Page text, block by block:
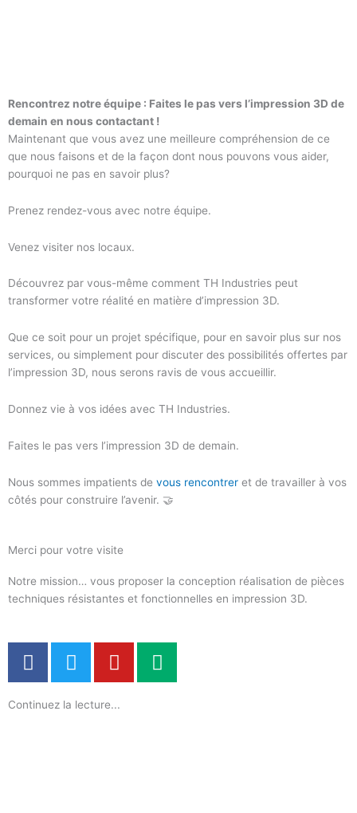
Rencontrez notre équipe : Faites le pas vers l’impression 3D de
demain en nous contactant !
Maintenant que vous avez une meilleure compréhension de ce
que nous faisons et de la façon dont nous pouvons vous aider,
pourquoi ne pas en savoir plus?
Prenez rendez-vous avec notre équipe.
Venez visiter nos locaux.
Découvrez par vous-même comment TH Industries peut
transformer votre réalité en matière d’impression 3D.
Que ce soit pour un projet spécifique, pour en savoir plus sur nos
services, ou simplement pour discuter des possibilités offertes par
l’impression 3D, nous serons ravis de vous accueillir.
Donnez vie à vos idées avec TH Industries.
Faites le pas vers l’impression 3D de demain.
Nous sommes impatients de vous rencontrer et de travailler à vos
côtés pour construire l’avenir. 🤝
Merci pour votre visite
Notre mission… vous proposer la conception réalisation de pièces
techniques résistantes et fonctionnelles en impression 3D.
F
a
e
T
w
t
Y
o
t
M
e
Continuez la lecture...